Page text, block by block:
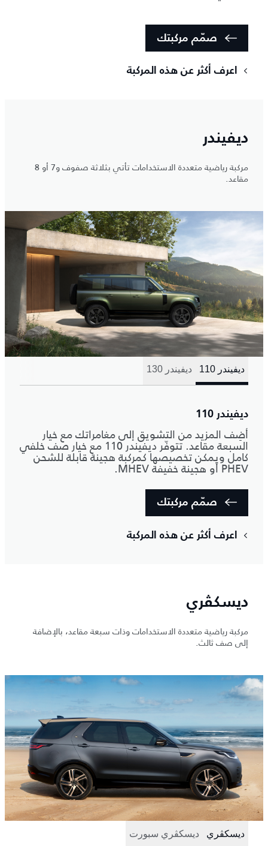
صمّم مركبتك
اعرف أكثر عن هذه المركبة
ديفيندر
مركبة رياضية متعددة الاستخدامات تأتي بثلاثة صفوف و7 أو 8
مقاعد.
ديفيندر 110 ديفيندر 130
ديفيندر 110
أضِف المزيد من التشويق إلى مغامراتك مع خيار
السبعة مقاعد. تتوفّر ديفيندر 110 مع خيار صف خلفي
كامل ويمكن تخصيصها كمركبة هجينة قابلة للشحن
PHEV أو هجينة خفيفة MHEV.
صمّم مركبتك
اعرف أكثر عن هذه المركبة
ديسكڤري
مركبة رياضية متعددة الاستخدامات وذات سبعة مقاعد، بالإضافة
إلى صف ثالث.
ديسكڤري ديسكڤري سبورت